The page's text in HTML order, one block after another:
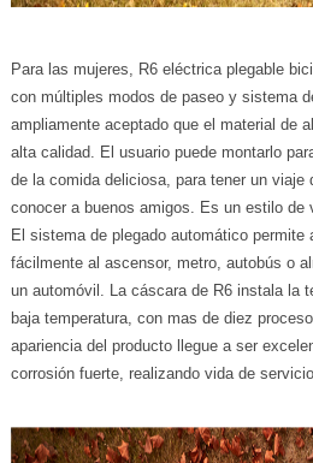
Para las mujeres, R6 eléctrica plegable
con múltiples modos de paseo y sistema
ampliamente aceptado que el material de
alta calidad. El usuario puede montarlo
de la comida deliciosa, para tener un viaje
conocer a buenos amigos. Es un estilo de
El sistema de plegado automático permite
fácilmente al ascensor, metro, autobús o
un automóvil. La cáscara de R6 instala la
baja temperatura, con mas de diez
apariencia del producto llegue a ser
corrosión fuerte, realizando vida de